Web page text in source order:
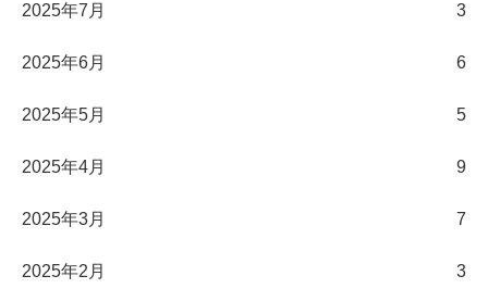
2025年7月 3
2025年6月 6
2025年5月 5
2025年4月 9
2025年3月 7
2025年2月 3